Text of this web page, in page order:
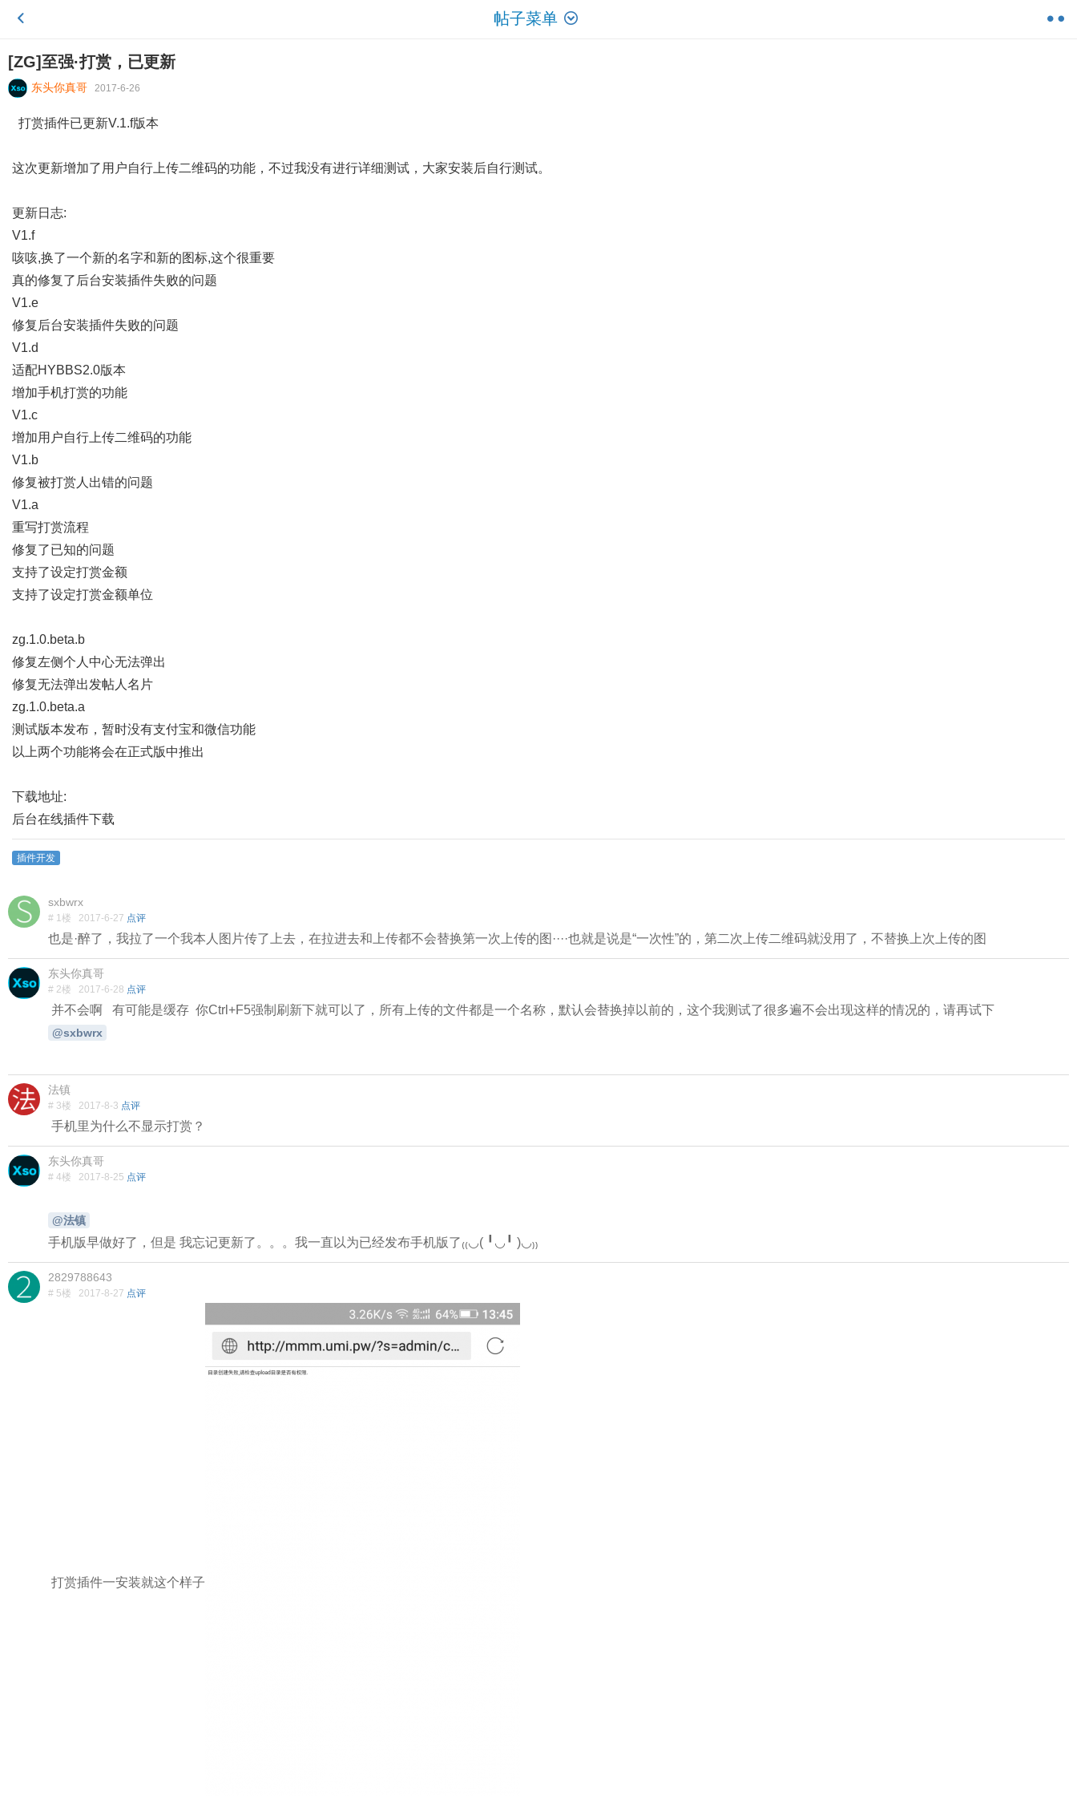
帖子菜单
[ZG]至强·打赏，已更新
东头你真哥 2017-6-26
打赏插件已更新V.1.f版本
这次更新增加了用户自行上传二维码的功能，不过我没有进行详细测试，大家安装后自行测试。
更新日志:
V1.f
咳咳,换了一个新的名字和新的图标,这个很重要
真的修复了后台安装插件失败的问题
V1.e
修复后台安装插件失败的问题
V1.d
适配HYBBS2.0版本
增加手机打赏的功能
V1.c
增加用户自行上传二维码的功能
V1.b
修复被打赏人出错的问题
V1.a
重写打赏流程
修复了已知的问题
支持了设定打赏金额
支持了设定打赏金额单位
zg.1.0.beta.b
修复左侧个人中心无法弹出
修复无法弹出发帖人名片
zg.1.0.beta.a
测试版本发布，暂时没有支付宝和微信功能
以上两个功能将会在正式版中推出
下载地址:
后台在线插件下载
插件开发
sxbwrx
# 1楼 2017-6-27 点评
也是·醉了，我拉了一个我本人图片传了上去，在拉进去和上传都不会替换第一次上传的图····也就是说是“一次性”的，第二次上传二维码就没用了，不替换上次上传的图
东头你真哥
# 2楼 2017-6-28 点评
并不会啊 有可能是缓存 你Ctrl+F5强制刷新下就可以了，所有上传的文件都是一个名称，默认会替换掉以前的，这个我测试了很多遍不会出现这样的情况的，请再试下
@sxbwrx
法镇
# 3楼 2017-8-3 点评
手机里为什么不显示打赏？
东头你真哥
# 4楼 2017-8-25 点评
@法镇
手机版早做好了，但是 我忘记更新了。。。我一直以为已经发布手机版了₍₍◡( ╹◡╹ )◡₎₎
2829788643
# 5楼 2017-8-27 点评
打赏插件一安装就这个样子